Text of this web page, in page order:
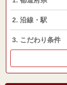
2. 沿線・駅
3. こだわり条件